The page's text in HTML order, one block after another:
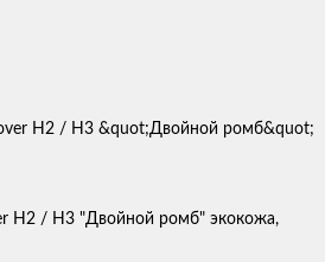
H2 / H3 "Двойной ромб" экокожа,